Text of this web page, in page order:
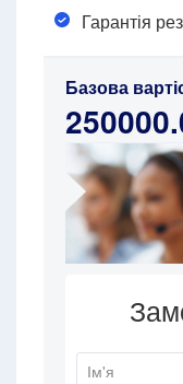
Гарантія
Базова